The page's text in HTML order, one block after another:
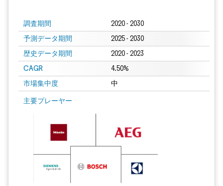
調査期間 2020 - 2030
予測データ期間 2025 - 2030
歴史データ期間 2020 - 2023
CAGR 4.50%
市場集中度 中
主要プレーヤー